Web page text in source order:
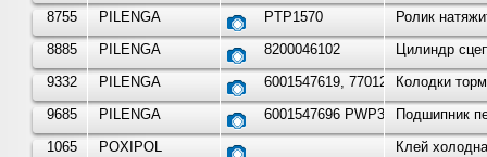
8755
PILENGA PTP1570
Ролик
8885
PILENGA 8200046102
Цилиндр
9332
PILENGA 6001547619, 7701207066, 4
Колодки
9685
PILENGA 6001547696 PWP3596Подшипник
1065
POXIPOL
Клей